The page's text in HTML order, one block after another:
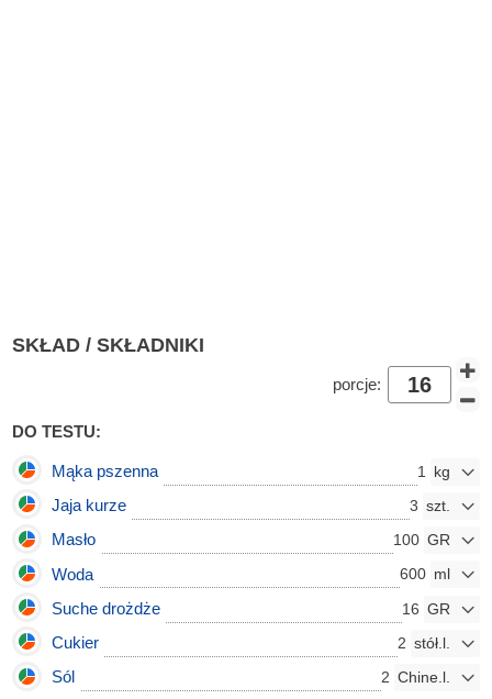
SKŁAD / SKŁADNIKI
porcje:
DO TESTU:
Mąka pszenna 1
Jaja kurze 3
Masło 100
Woda 600
Suche drożdże 16
Cukier 2
Sól 2